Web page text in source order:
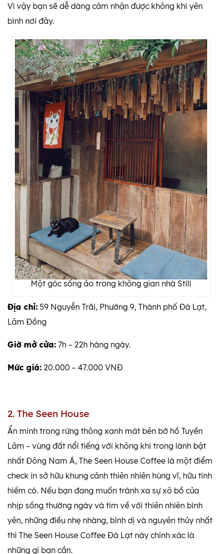
Vì vậy bạn sẽ dễ dàng cảm nhận được không khí yên
bình nơi đây.
Một góc sống ảo trong không gian nhà Still
Địa chỉ: 59 Nguyễn Trãi, Phường 9, Thành phố Đà Lạt,
Lâm Đồng
Giờ mở cửa: 7h – 22h hàng ngày.
Mức giá: 20.000 – 47.000 VNĐ
2. The Seen House
Ẩn mình trong rừng thông xanh mát bên bờ hồ Tuyền
Lâm – vùng đất nổi tiếng với không khí trong lành bật
nhất Đông Nam Á, The Seen House Coffee là một điểm
check in sở hữu khung cảnh thiên nhiên hùng vĩ, hữu tình
hiếm có. Nếu bạn đang muốn tránh xa sự xô bồ của
nhịp sống thường ngày và tìm về với thiên nhiên bình
yên, những điều nhẹ nhàng, bình dị và nguyên thủy nhất
thì The Seen House Coffee Đà Lạt này chính xác là
những gì bạn cần.